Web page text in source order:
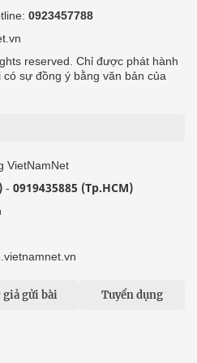
0923457788
reserved. Chỉ được phát hành
sự đồng ý bằng văn bản của
VietNamNet
- 0919435885 (Tp.HCM)
giả gửi bài Tuyển dụng